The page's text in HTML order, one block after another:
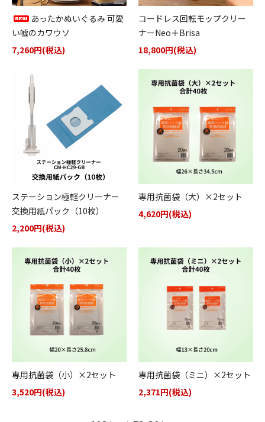
あったかぬいぐるみ 可愛
い嘘のカワウソ
7,260円(税込)
コードレス回転モップクリー
ナーNeo＋Brisa
18,800円(税込)
ステーション極軽クリーナー
交換用紙パック（10枚）
2,200円(税込)
専用抗菌袋（大）×2セット
4,620円(税込)
専用抗菌袋（小）×2セット
3,520円(税込)
専用抗菌袋（ミニ）×2セット
2,371円(税込)